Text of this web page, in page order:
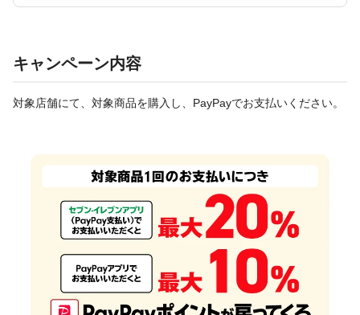
キャンペーン内容
対象店舗にて、対象商品を購入し、PayPayでお支払いください。